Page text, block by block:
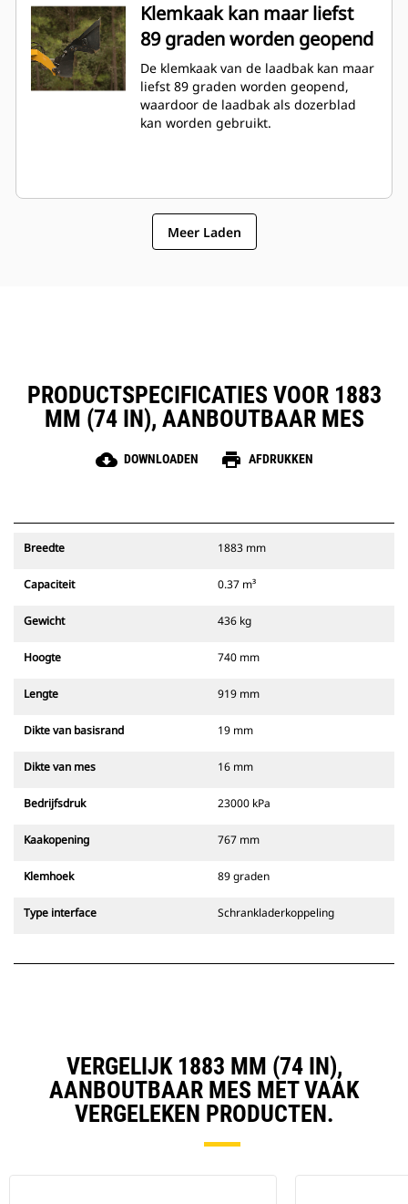
Klemkaak kan maar liefst
89 graden worden geopend
De klemkaak van de laadbak kan maar
liefst 89 graden worden geopend,
waardoor de laadbak als dozerblad
kan worden gebruikt.
Meer Laden
PRODUCTSPECIFICATIES VOOR 1883
MM (74 IN), AANBOUTBAAR MES
cloud_download DOWNLOADEN print AFDRUKKEN
Breedte 1883 mm
Capaciteit 0.37 m³
Gewicht 436 kg
Hoogte 740 mm
Lengte 919 mm
Dikte van basisrand 19 mm
Dikte van mes 16 mm
Bedrijfsdruk 23000 kPa
Kaakopening 767 mm
Klemhoek 89 graden
Type interface Schrankladerkoppeling
VERGELIJK 1883 MM (74 IN),
AANBOUTBAAR MES MET VAAK
VERGELEKEN PRODUCTEN.